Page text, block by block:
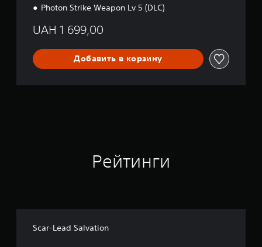
Photon Strike Weapon Lv 5 (DLC)
UAH 1 699,00
Добавить в корзину
Рейтинги
Scar-Lead Salvation